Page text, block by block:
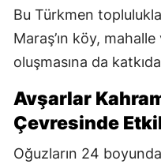
Bu Türkmen
Maraş’ın köy,
oluşmasına da
Avşarlar
Çevresinde
Oğuzların 24